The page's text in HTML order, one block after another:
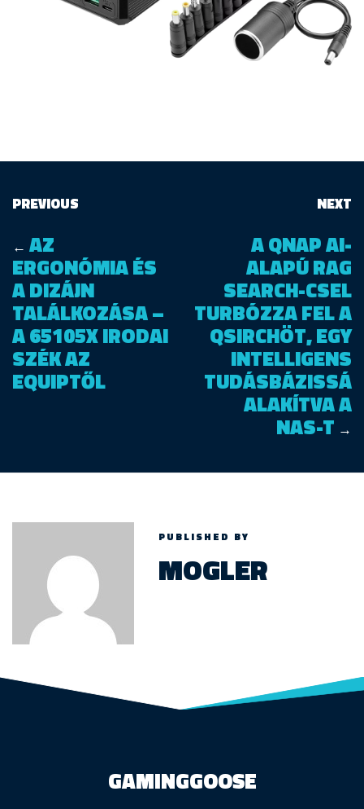
PREVIOUS
← AZ
ERGONÓMIA ÉS
A DIZÁJN
TALÁLKOZÁSA –
A 65105X IRODAI
SZÉK AZ
EQUIPTŐL
NEXT
A QNAP AI-
ALAPÚ RAG
SEARCH-CSEL
TURBÓZZA FEL A
QSIRCHÖT, EGY
INTELLIGENS
TUDÁSBÁZISSÁ
ALAKÍTVA A
NAS-T →
PUBLISHED BY
MOGLER
GAMINGGOOSE